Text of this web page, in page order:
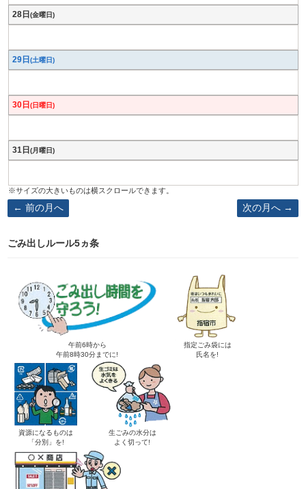
28日 (金曜日)
29日 (土曜日)
30日 (日曜日)
31日 (月曜日)
前の月へ 次の月へ
ごみ出しルール5ヵ条
午前6時から
午前8時30分までに!
指定ごみ袋には
氏名を!
資源になるものは
「分別」を!
生ごみの水分は
よく切って!